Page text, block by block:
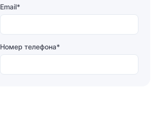
Email*
Номер телефона*